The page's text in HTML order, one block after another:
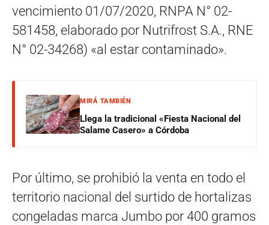
vencimiento 01/07/2020, RNPA N° 02-
581458, elaborado por Nutrifrost S.A., RNE
N° 02-34268) «al estar contaminado».
MIRÁ TAMBIÉN
Llega la tradicional «Fiesta Nacional del
Salame Casero» a Córdoba
Por último, se prohibió la venta en todo el
territorio nacional del surtido de hortalizas
congeladas marca Jumbo por 400 gramos